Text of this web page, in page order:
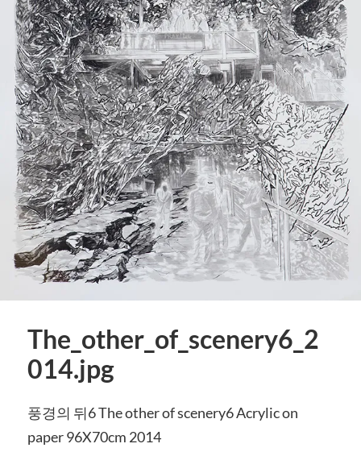
The_other_of_scenery6_2
014.jpg
풍경의 뒤6 The other of scenery6 Acrylic on
paper 96X70cm 2014